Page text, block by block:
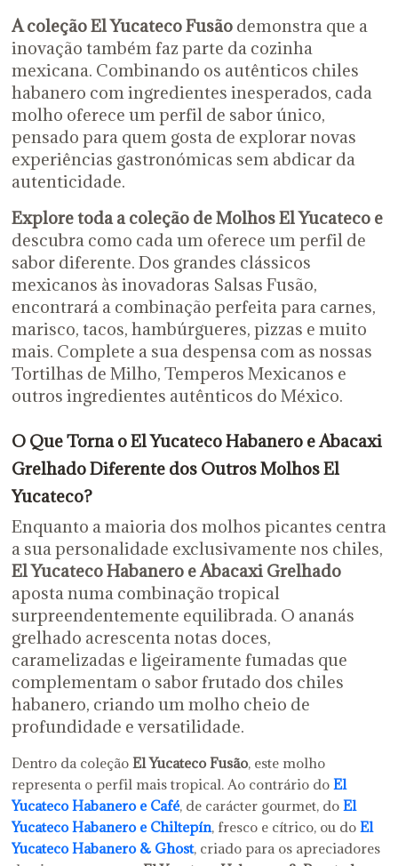
A coleção El Yucateco Fusão demonstra que a
inovação também faz parte da cozinha
mexicana. Combinando os autênticos chiles
habanero com ingredientes inesperados, cada
molho oferece um perfil de sabor único,
pensado para quem gosta de explorar novas
experiências gastronómicas sem abdicar da
autenticidade.
Explore toda a coleção de Molhos El Yucateco e
descubra como cada um oferece um perfil de
sabor diferente. Dos grandes clássicos
mexicanos às inovadoras Salsas Fusão,
encontrará a combinação perfeita para carnes,
marisco, tacos, hambúrgueres, pizzas e muito
mais. Complete a sua despensa com as nossas
Tortilhas de Milho, Temperos Mexicanos e
outros ingredientes autênticos do México.
O Que Torna o El Yucateco Habanero e Abacaxi
Grelhado Diferente dos Outros Molhos El
Yucateco?
Enquanto a maioria dos molhos picantes centra
a sua personalidade exclusivamente nos chiles,
El Yucateco Habanero e Abacaxi Grelhado
aposta numa combinação tropical
surpreendentemente equilibrada. O ananás
grelhado acrescenta notas doces,
caramelizadas e ligeiramente fumadas que
complementam o sabor frutado dos chiles
habanero, criando um molho cheio de
profundidade e versatilidade.
Dentro da coleção El Yucateco Fusão, este molho
representa o perfil mais tropical. Ao contrário do El
Yucateco Habanero e Café, de carácter gourmet, do El
Yucateco Habanero e Chiltepín, fresco e cítrico, ou do El
Yucateco Habanero & Ghost, criado para os apreciadores